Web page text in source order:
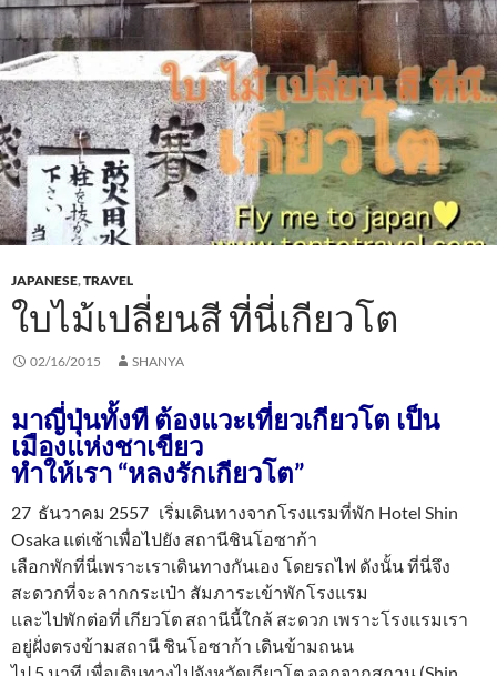
JAPANESE,TRAVEL
ใบไม้เปลี่ยนสี ที่นี่เกียวโต
02/16/2015 SHANYA
มาญี่ปุ่นทั้งที ต้องแวะเที่ยวเกียวโต เป็น
เมืองแห่งชาเขียว
ทำให้เรา “หลงรักเกียวโต”
27 ธันวาคม 2557 เริ่มเดินทางจากโรงแรมที่พัก Hotel Shin
Osaka แต่เช้าเพื่อไปยัง สถานีชินโอซาก้า
เลือกพักที่นี่เพราะเราเดินทางกันเอง โดยรถไฟ ดังนั้น ที่นี่จึง
สะดวกที่จะลากกระเป๋า สัมภาระเข้าพักโรงแรม
และไปพักต่อที่ เกียวโต สถานีนี้ใกล้ สะดวก เพราะโรงแรมเรา
อยู่ฝั่งตรงข้ามสถานี ชินโอซาก้า เดินข้ามถนน
ไป 5 นาที เพื่อเดินทางไปจังหวัดเกียวโต ออกจากสถาน (Shin